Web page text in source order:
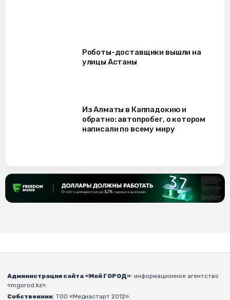
Роботы-доставщики вышли на
улицы Астаны
Из Алматы в Каппадокию и
обратно: автопробег, о котором
написали по всему миру
Администрация сайта «Мой ГОРОД»: информационное агентство
«mgorod.kz».
Собственник: ТОО «Медиастарт 2012».